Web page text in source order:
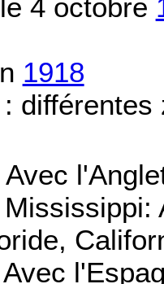
4 octobre
1918
Avec